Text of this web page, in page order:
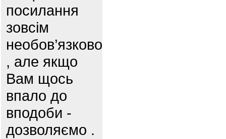
посилання
зовсім
необов’язково
, але якщо
Вам щось
впало до
вподоби -
дозволяємо .